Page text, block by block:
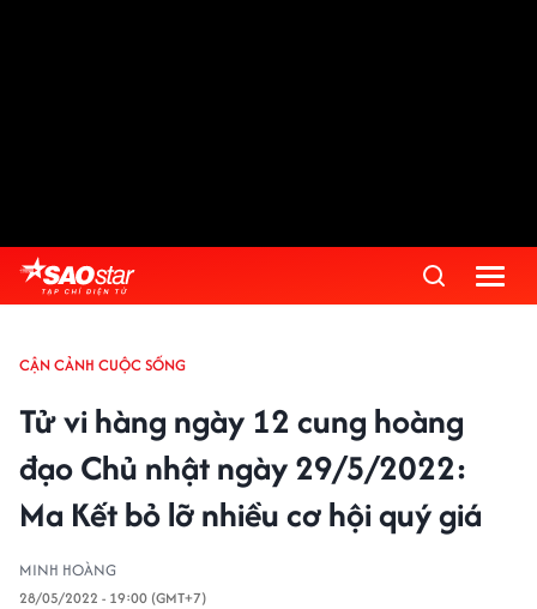
CẬN CẢNH CUỘC SỐNG
Tử vi hàng ngày 12 cung hoàng
đạo Chủ nhật ngày 29/5/2022:
Ma Kết bỏ lỡ nhiều cơ hội quý giá
MINH HOÀNG
28/05/2022 - 19:00 (GMT+7)